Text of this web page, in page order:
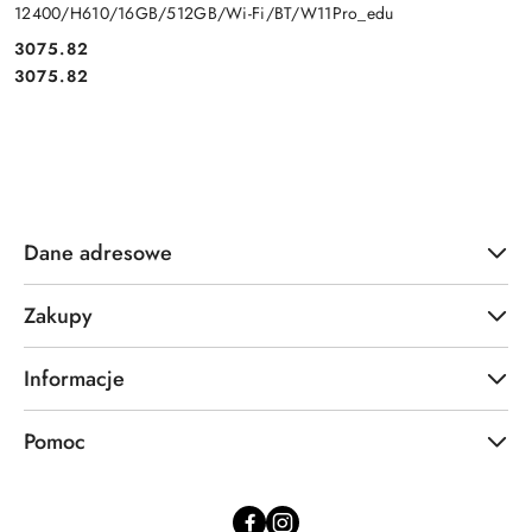
12400/H610/16GB/512GB/Wi-Fi/BT/W11Pro_edu
Cena:
3075.82
Cena:
3075.82
Dane adresowe
Zakupy
Informacje
Pomoc